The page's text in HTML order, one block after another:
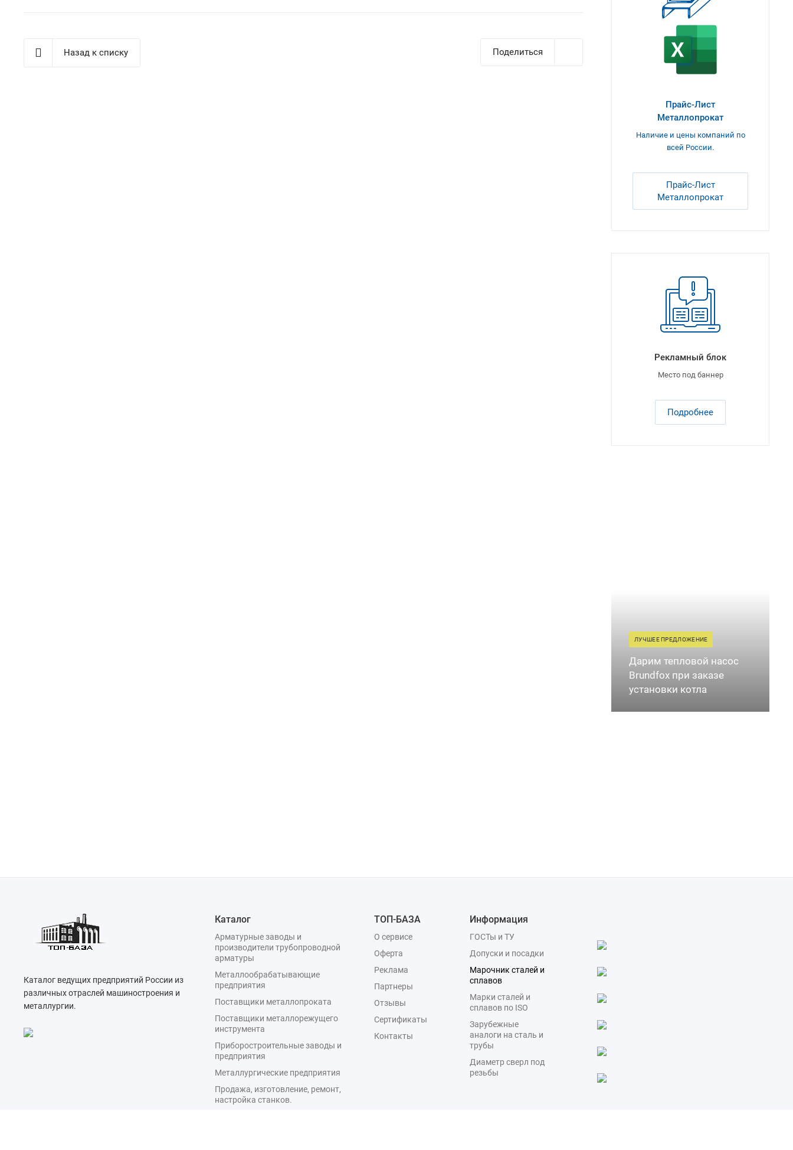
Поделиться
Назад к списку
Прайс-Лист
Металлопрокат
Наличие и цены компаний по
всей России.
Прайс-Лист
Металлопрокат
Рекламный блок
Место под баннер
Подробнее
ЛУЧШЕЕ ПРЕДЛОЖЕНИЕ
Дарим тепловой насос
Brundfox при заказе
установки котла
Каталог ведущих предприятий России из
различных отраслей машиностроения и
металлургии.
Каталог
Арматурные заводы и
производители трубопроводной
арматуры
Металлообрабатывающие
предприятия
Поставщики металлопроката
Поставщики металлорежущего
инструмента
Приборостроительные заводы и
предприятия
Металлургические предприятия
Продажа, изготовление, ремонт,
настройка станков.
ТОП-БАЗА
О сервисе
Оферта
Реклама
Партнеры
Отзывы
Сертификаты
Контакты
Информация
ГОСТы и ТУ
Допуски и посадки
Марочник сталей и
сплавов
Марки сталей и
сплавов по ISO
Зарубежные
аналоги на сталь и
трубы
Диаметр сверл под
резьбы